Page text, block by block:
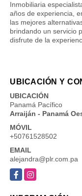
Inmobiliaria
años de experiencia,
las mejores
brindando un servicio
disfrute de la
UBICACIÓN Y
UBICACIÓN
Panamá Pacífico
Arraiján - Panamá
MÓVIL
+50761528502
EMAIL
alejandra@plr.com.pa
FacebookInstagram